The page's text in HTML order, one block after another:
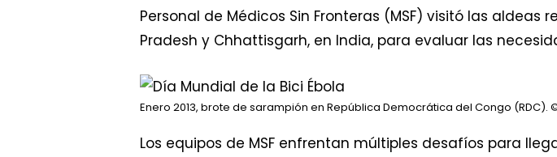
Personal de Médicos Sin Fronteras (MSF) visitó las
Pradesh y Chhattisgarh, en India, para evaluar las
Enero 2013, brote de sarampión en República Democrática del Congo (RDC).
Los equipos de MSF enfrentan múltiples desafíos para